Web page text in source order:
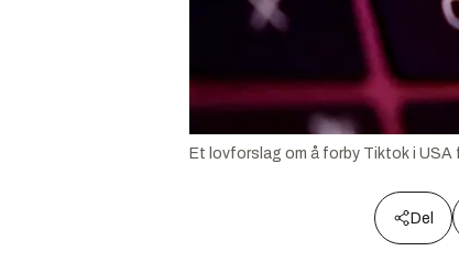
Et lovforslag om å forby Tiktok i
Del